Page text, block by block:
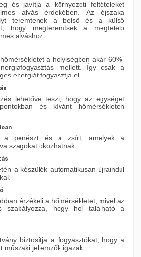
és javítja a környezeti feltételeket
alvás érdekében. Az éjszaka
teremtenek a belső és a külső
hogy megteremtsék a megfelelő
alváshoz.
a helyiségben akár 60%-
mellett. Így csak a
energiát fogyasztja el.
lehetővé teszi, hogy az egységet
és kívánt hőmérsékleten
a penészt és a zsírt, amelyek a
szagokat okozhatnak.
a készülék automatikusan újraindul
érzékeli a hőmérsékletet, mivel az
szabályozza, hogy hol található a
biztosítja a fogyasztókat, hogy a
műszaki jellemzők igazak.